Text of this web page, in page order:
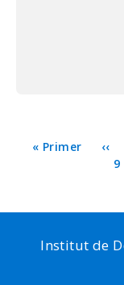
Paginació
Primera
« Primer ‹‹
9
Institut de